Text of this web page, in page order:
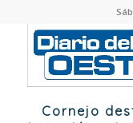
Cornejo